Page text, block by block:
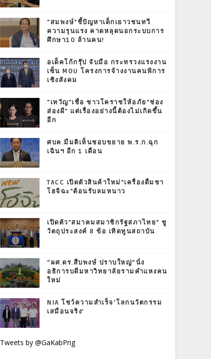
"สมพงษ์"ชี้ปัญหาเด็กเยาวชนทวี
ความรุนแรง คาดหลุดนอกระบบการ
ศึกษา10 ล้านคน!
อเด็คโก้กรุ๊ป จับมือ กระทรวงแรงงาน
เซ็น MOU โครงการจ้างงานคนพิการ
เชิงสังคม
"เทวัญ"เชื่อ ชาวโคราชให้อภัย"ช่อง
ส่องผี" แต่เรื่องอย่างนี้ต้องไม่เกิดขึ้น
อีก
ศบค.มีมติเห็นชอบขยาย พ.ร.ก.ฉุก
เฉินฯ อีก 1 เดือน
TACC เปิดตัวสินค้าใหม่"เครื่องดื่มชา
โฮจิฉะ"ต้อนรับลมหนาว
เปิดตัว"สมาคมสมาชิกรัฐสภาไทย" ชู
วัตถุประสงค์ 8 ข้อ เทิดทูนสถาบัน
“ผศ.ดร.สืบพงษ์ ปราบใหญ่”นั่ง
อธิการบดีมหาวิทยาลัยรามคำแหงคน
ใหม่
NIA โชว์ความสำเร็จ‘โลกนวัตกรรม
เสมือนจริง’
Tweets by @GaKabPrig